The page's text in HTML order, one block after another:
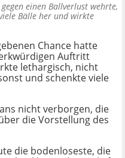
einen Ballverlust wehrte,
Bälle her und wirkte
Chance hatte
Auftritt
lethargisch, nicht
und schenkte viele
nicht verborgen, die
die Vorstellung des
die bodenloseste, die